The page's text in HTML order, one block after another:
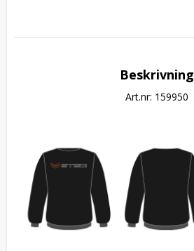
Beskrivning
Art.nr: 159950